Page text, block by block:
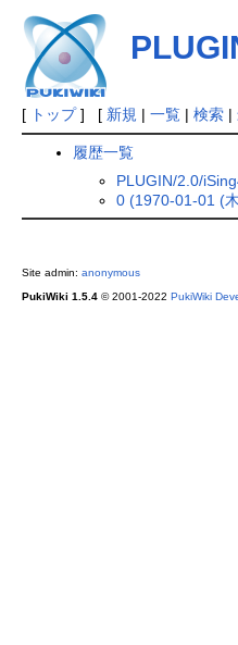
[ トップ] [ 新規 | 一覧| 検索|
履歴一覧
PLUGIN/2.0/
0 (1970-01-01 (
Site admin: anonymous
PukiWiki 1.5.4© 2001-2022 PukiWiki